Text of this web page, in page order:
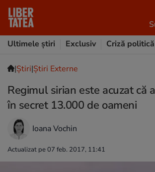
Ultimele știri
Exclusiv Criză politică
|Ştiri|Știri Externe
Regimul sirian este acuzat că
în secret 13.000 de oameni
Ioana Vochin
Actualizat pe 07 feb. 2017, 11:41